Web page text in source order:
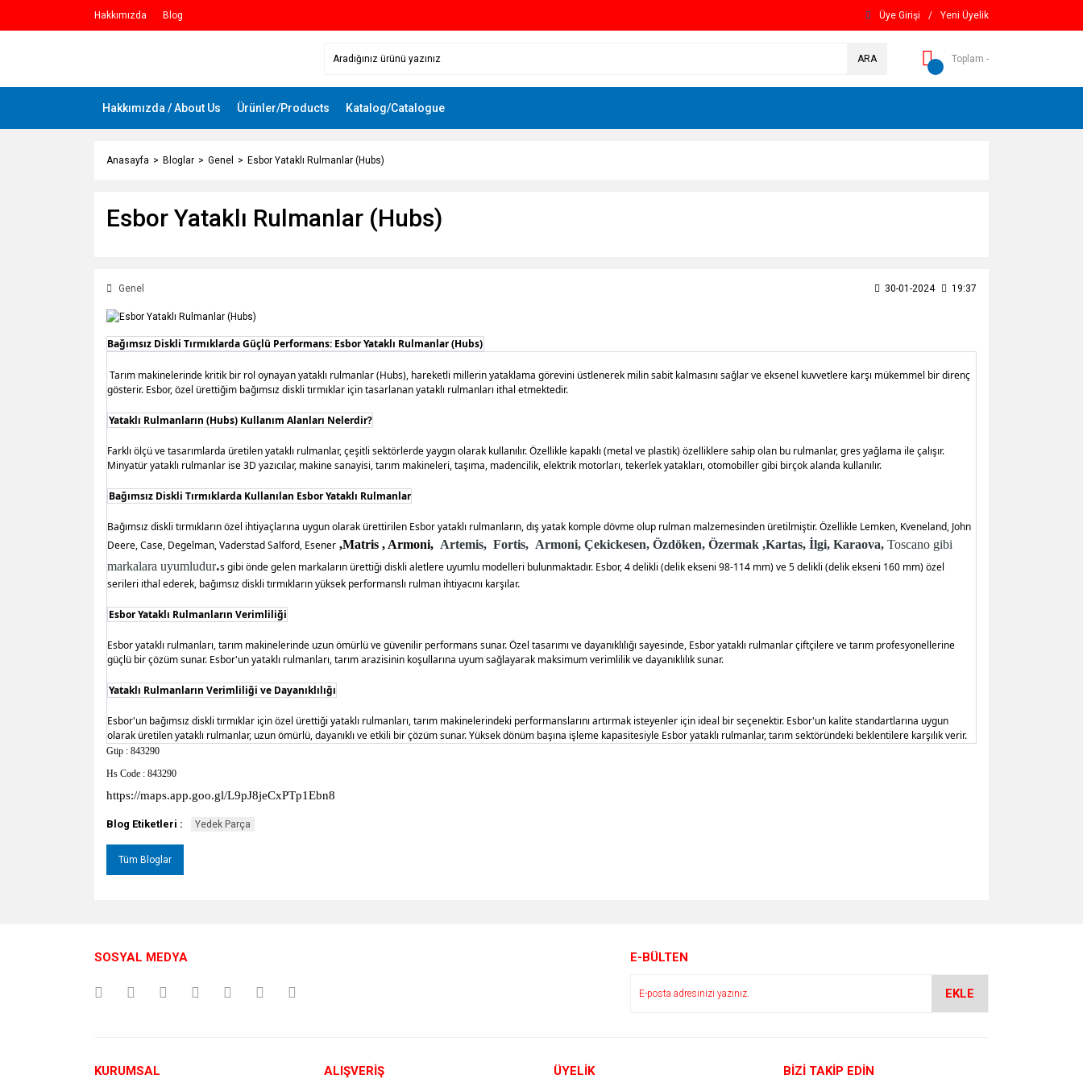
Hakkımızda Blog Üye Girişi / Yeni Üyelik
ARA Toplam -
Hakkımızda / About Us Ürünler/Products Katalog/Catalogue
Anasayfa Bloglar Genel Esbor Yataklı Rulmanlar (Hubs)
Esbor Yataklı Rulmanlar (Hubs)
Genel 30-01-2024 19:37
Bağımsız Diskli Tırmıklarda Güçlü Performans: Esbor Yataklı Rulmanlar (Hubs)
Tarım makinelerinde kritik bir rol oynayan yataklı rulmanlar (Hubs), hareketli millerin yataklama görevini üstlenerek milin sabit kalmasını sağlar ve eksenel kuvvetlere karşı mükemmel bir direnç
gösterir. Esbor, özel ürettiğim bağımsız diskli tırmıklar için tasarlanan yataklı rulmanları ithal etmektedir.
Yataklı Rulmanların (Hubs) Kullanım Alanları Nelerdir?
Farklı ölçü ve tasarımlarda üretilen yataklı rulmanlar, çeşitli sektörlerde yaygın olarak kullanılır. Özellikle kapaklı (metal ve plastik) özelliklere sahip olan bu rulmanlar, gres yağlama ile çalışır.
Minyatür yataklı rulmanlar ise 3D yazıcılar, makine sanayisi, tarım makineleri, taşıma, madencilik, elektrik motorları, tekerlek yatakları, otomobiller gibi birçok alanda kullanılır.
Bağımsız Diskli Tırmıklarda Kullanılan Esbor Yataklı Rulmanlar
Bağımsız diskli tırmıkların özel ihtiyaçlarına uygun olarak ürettirilen Esbor yataklı rulmanların, dış yatak komple dövme olup rulman malzemesinden üretilmiştir. Özellikle Lemken, Kveneland, John
Deere, Case, Degelman, Vaderstad Salford, Esener ,Matris , Armoni, Artemis,Fortis, Armoni,Çekickesen,Özdöken,Özermak ,Kartas,İlgi,Karaova,Toscano gibi
markalara uyumludur.s gibi önde gelen markaların ürettiği diskli aletlere uyumlu modelleri bulunmaktadır. Esbor, 4 delikli (delik ekseni 98-114 mm) ve 5 delikli (delik ekseni 160 mm) özel
serileri ithal ederek, bağımsız diskli tırmıkların yüksek performanslı rulman ihtiyacını karşılar.
Esbor Yataklı Rulmanların Verimliliği
Esbor yataklı rulmanları, tarım makinelerinde uzun ömürlü ve güvenilir performans sunar. Özel tasarımı ve dayanıklılığı sayesinde, Esbor yataklı rulmanlar çiftçilere ve tarım profesyonellerine
güçlü bir çözüm sunar. Esbor'un yataklı rulmanları, tarım arazisinin koşullarına uyum sağlayarak maksimum verimlilik ve dayanıklılık sunar.
Yataklı Rulmanların Verimliliği ve Dayanıklılığı
Esbor'un bağımsız diskli tırmıklar için özel ürettiği yataklı rulmanları, tarım makinelerindeki performanslarını artırmak isteyenler için ideal bir seçenektir. Esbor'un kalite standartlarına uygun
olarak üretilen yataklı rulmanlar, uzun ömürlü, dayanıklı ve etkili bir çözüm sunar. Yüksek dönüm başına işleme kapasitesiyle Esbor yataklı rulmanlar, tarım sektöründeki beklentilere karşılık verir.
Gtip : 843290
Hs Code : 843290
https://maps.app.goo.gl/L9pJ8jeCxPTp1Ebn8
Blog Etiketleri : Yedek Parça
Tüm Bloglar
SOSYAL MEDYA E-BÜLTEN
EKLE
KURUMSAL ALIŞVERİŞ ÜYELİK BİZİ TAKİP EDİN